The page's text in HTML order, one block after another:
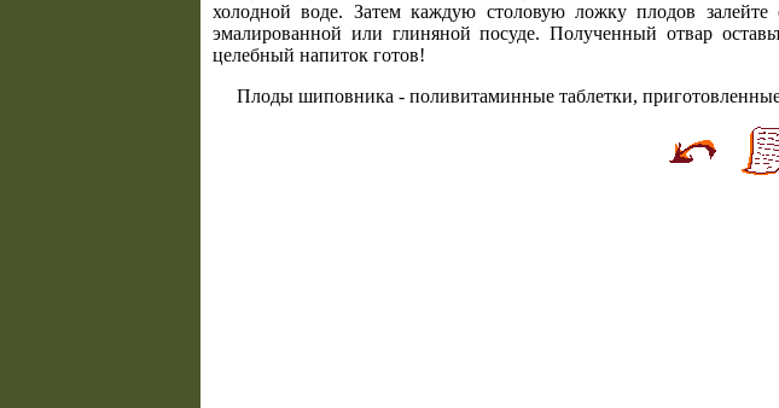
холодной воде. Затем каждую столовую ложку плодов
эмалированной или глиняной посуде. Полученный отвар
целебный напиток готов!
Плоды шиповника - поливитаминные таблетки,